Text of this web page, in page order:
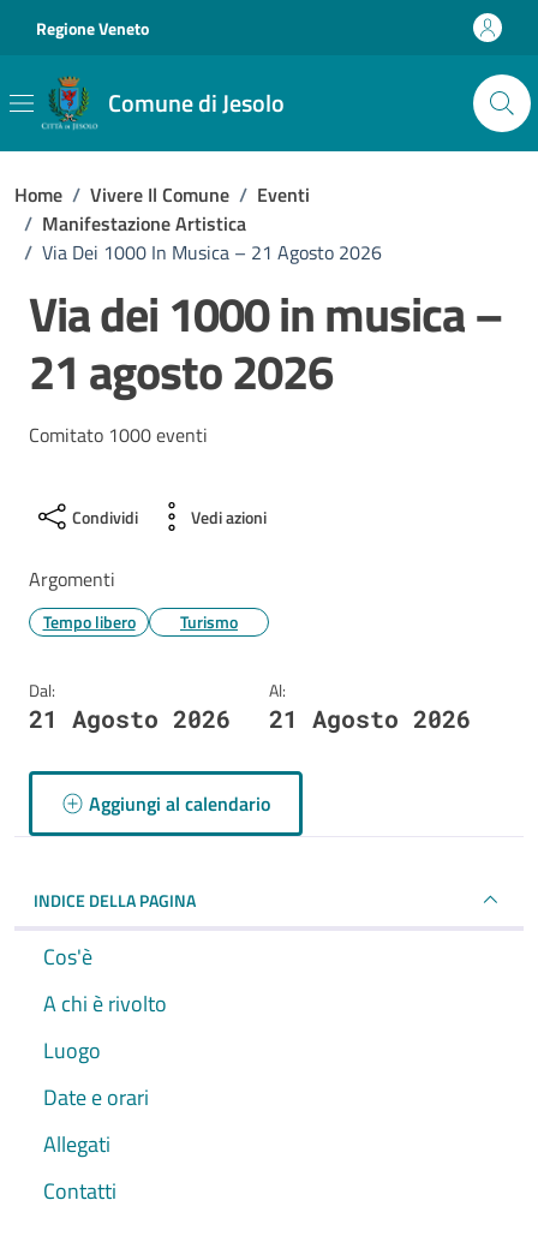
Regione Veneto
Comune di Jesolo
Home / Vivere Il Comune / Eventi
/ Manifestazione Artistica
/ Via Dei 1000 In Musica – 21 Agosto 2026
Via dei 1000 in musica –
21 agosto 2026
Comitato 1000 eventi
Condividi Vedi azioni
Argomenti
Tempo libero Turismo
Dal:
21 Agosto 2026
Al:
21 Agosto 2026
Aggiungi al calendario
INDICE DELLA PAGINA
Cos'è
A chi è rivolto
Luogo
Date e orari
Allegati
Contatti